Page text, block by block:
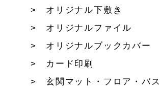
オリジナル下敷き
オリジナルファイル
オリジナルブックカバー
カード印刷
玄関マット・フロア・バ